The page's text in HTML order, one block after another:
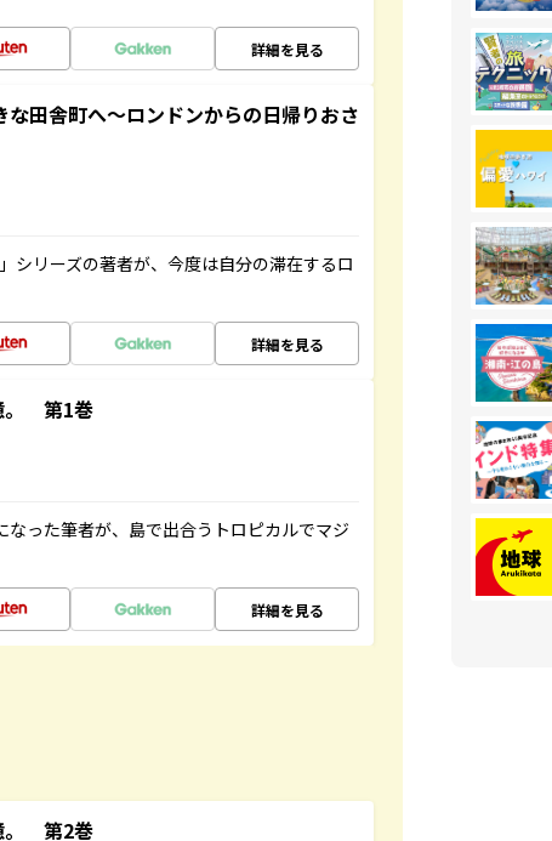
詳細を見る
田舎町へ～ロンドンからの日帰りおさ
シリーズの著者が、今度は自分の滞在するロ
詳細を見る
。 第1巻
った筆者が、島で出合うトロピカルでマジ
詳細を見る
。 第2巻